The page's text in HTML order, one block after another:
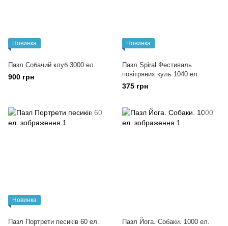
Новинка
Пазл Собачий клуб 3000 ел.
900 грн
Новинка
Пазл Spiral Фестиваль
повітряних куль 1040 ел.
375 грн
Новинка
Пазл Портрети песиків 60 ел. Пазл Йога. Собаки. 1000 ел.